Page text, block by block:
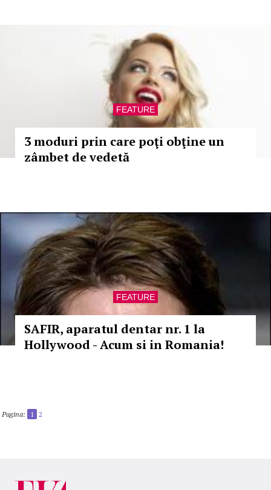
FEATURE
3 moduri prin care poţi obţine un
zâmbet de vedetă
FEATURE
SAFIR, aparatul dentar nr. 1 la
Hollywood - Acum si in Romania!
Pagina: 1 2